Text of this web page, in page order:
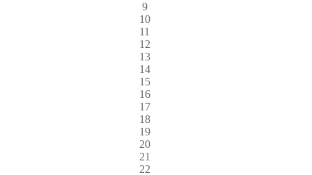
9
10
11
12
13
14
15
16
17
18
19
20
21
22